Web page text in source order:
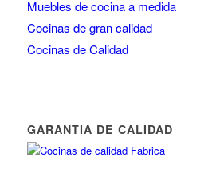
Muebles de cocina a medida
Cocinas de gran calidad
Cocinas de Calidad
GARANTÍA DE CALIDAD